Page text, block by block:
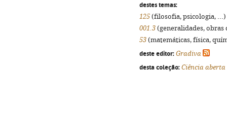
destes temas:
125 (filosofia, psicologia, ...)
001.3 (generalidades,
53 (matemáticas, física,
deste editor: Gradiva
desta coleção: Ciência aberta